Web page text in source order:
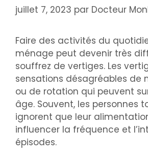
juillet 7, 2023 par Docteur
Faire des activités du
ménage peut devenir très
souffrez de vertiges. Les
sensations désagréables de
ou de rotation qui peuvent
âge. Souvent, les personnes
ignorent que leur
influencer la fréquence et
épisodes.